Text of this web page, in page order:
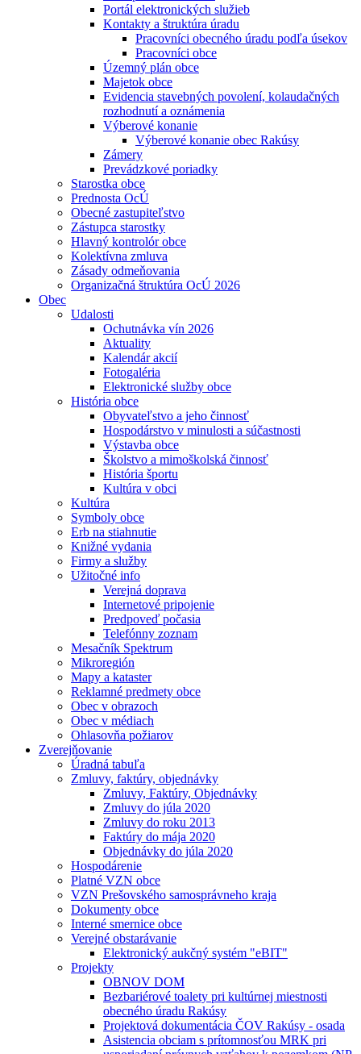
Portál elektronických služieb
Kontakty a štruktúra úradu
Pracovníci obecného úradu podľa úsekov
Pracovníci obce
Územný plán obce
Majetok obce
Evidencia stavebných povolení, kolaudačných
rozhodnutí a oznámenia
Výberové konanie
Výberové konanie obec Rakúsy
Zámery
Prevádzkové poriadky
Starostka obce
Prednosta OcÚ
Obecné zastupiteľstvo
Zástupca starostky
Hlavný kontrolór obce
Kolektívna zmluva
Zásady odmeňovania
Organizačná štruktúra OcÚ 2026
Obec
Udalosti
Ochutnávka vín 2026
Aktuality
Kalendár akcií
Fotogaléria
Elektronické služby obce
História obce
Obyvateľstvo a jeho činnosť
Hospodárstvo v minulosti a súčastnosti
Výstavba obce
Školstvo a mimoškolská činnosť
História športu
Kultúra v obci
Kultúra
Symboly obce
Erb na stiahnutie
Knižné vydania
Firmy a služby
Užitočné info
Verejná doprava
Internetové pripojenie
Predpoveď počasia
Telefónny zoznam
Mesačník Spektrum
Mikroregión
Mapy a kataster
Reklamné predmety obce
Obec v obrazoch
Obec v médiach
Ohlasovňa požiarov
Zverejňovanie
Úradná tabuľa
Zmluvy, faktúry, objednávky
Zmluvy, Faktúry, Objednávky
Zmluvy do júla 2020
Zmluvy do roku 2013
Faktúry do mája 2020
Objednávky do júla 2020
Hospodárenie
Platné VZN obce
VZN Prešovského samosprávneho kraja
Dokumenty obce
Interné smernice obce
Verejné obstarávanie
Elektronický aukčný systém "eBIT"
Projekty
OBNOV DOM
Bezbariérové toalety pri kultúrnej miestnosti
obecného úradu Rakúsy
Projektová dokumentácia ČOV Rakúsy - osada
Asistencia obciam s prítomnosťou MRK pri